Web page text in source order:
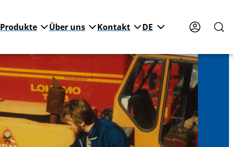
Produkte Über uns Kontakt DE